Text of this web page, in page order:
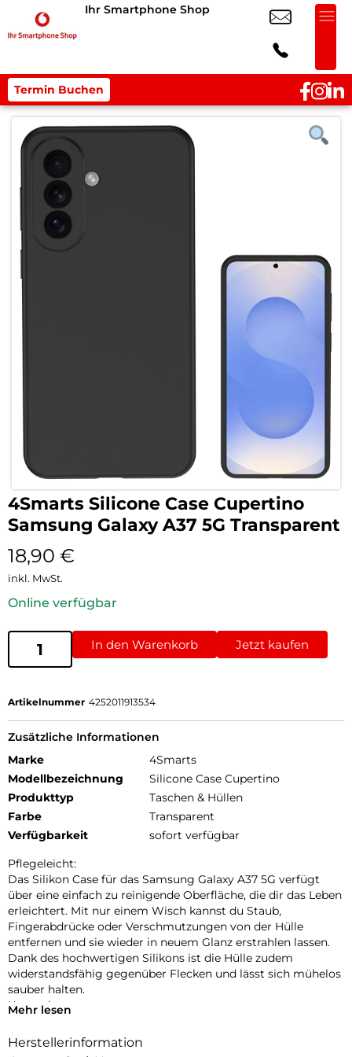
Ihr Smartphone Shop
Termin Buchen
4Smarts Silicone Case Cupertino
Samsung Galaxy A37 5G Transparent
18,90 €
inkl. MwSt.
Online verfügbar
In den Warenkorb Jetzt kaufen
Artikelnummer 4252011913534
Zusätzliche Informationen
Marke
4Smarts
Modellbezeichnung
Silicone Case Cupertino
Produkttyp
Taschen & Hüllen
Farbe
Transparent
Verfügbarkeit
sofort verfügbar
Pflegeleicht:
Das Silikon Case für das Samsung Galaxy A37 5G verfügt
über eine einfach zu reinigende Oberfläche, die dir das Leben
erleichtert. Mit nur einem Wisch kannst du Staub,
Fingerabdrücke oder Verschmutzungen von der Hülle
entfernen und sie wieder in neuem Glanz erstrahlen lassen.
Dank des hochwertigen Silikons ist die Hülle zudem
widerstandsfähig gegenüber Flecken und lässt sich mühelos
sauber halten.
Kratzschutz:
und einen Innenfutter aus Mikrofaser, um Kratzer auf dem
Mehr lesen
Herstellerinformation